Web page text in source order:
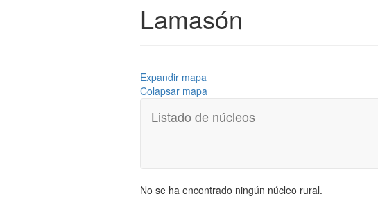
Lamasón
Expandir mapa
Colapsar mapa
Listado de núcleos
No se ha encontrado ningún núcleo rural.